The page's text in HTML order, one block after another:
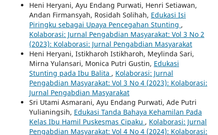
Heni Heryani, Ayu Endang Purwati, Henri Setiawan,
Andan Firmansyah, Rosidah Solihah, Edukasi Isi
Piringku sebagai Upaya Pencegahan Stunting ,
Kolaborasi: Jurnal Pengabdian Masyarakat: Vol 3 No 2
(2023): Kolaborasi: Jurnal Pengabdian Masyarakat
Heni Heryani, Istikharoh Istikharoh, Meylinda Sari,
Mirna Yulansari, Monica Putri Gustin, Edukasi
Stunting pada Ibu Balita , Kolaborasi: Jurnal
Pengabdian Masyarakat: Vol 3 No 4 (2023): Kolaborasi:
Jurnal Pengabdian Masyarakat
Sri Utami Asmarani, Ayu Endang Purwati, Ade Putri
Yulianingsih, Edukasi Tanda Bahaya Kehamilan Pada
Kelas Ibu Hamil Puskesmas Cipaku , Kolaborasi: Jurnal
Pengabdian Masyarakat: Vol 4 No 4 (2024): Kolaborasi: